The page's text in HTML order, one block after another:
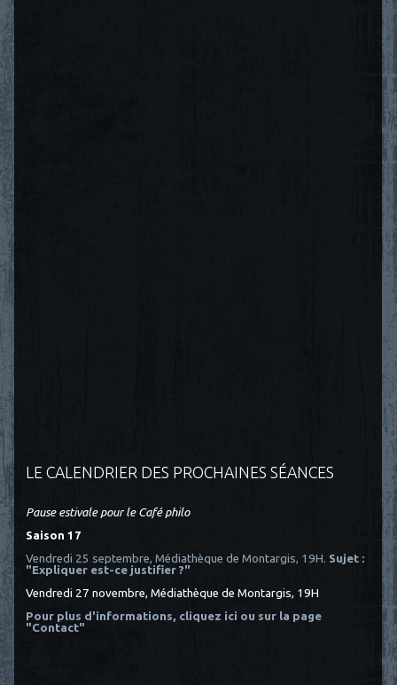
LE CALENDRIER DES PROCHAINES SÉANCES
Pause estivale pour le Café philo
Saison 17
Vendredi 25 septembre, Médiathèque de Montargis, 19H. Sujet :
"Expliquer est-ce justifier ?"
Vendredi 27 novembre, Médiathèque de Montargis, 19H
Pour plus d'informations, cliquez ici ou sur la page
"Contact"